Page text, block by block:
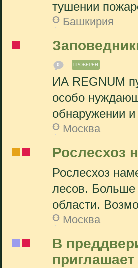
тушении
Башкирия
0 ПРОВЕРЕН
ИА REGNUM
особо
обнаружении
Москва
Рослесхоз
Рослесхоз
лесов. Больше
области.
Москва
В